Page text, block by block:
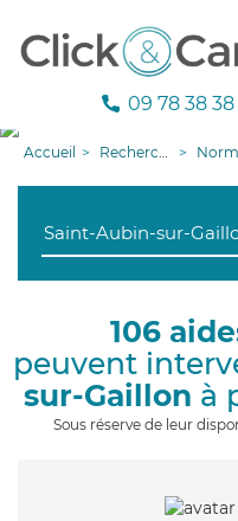
09 78 38 38
Accueil Recherche aide à domicile
106
peuvent
sur-Gaillon à
Sous réserve de leur